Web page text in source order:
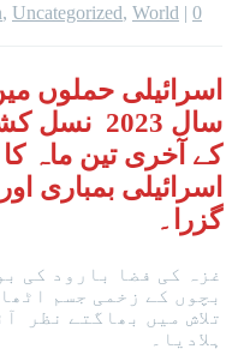
, Uncategorized, World | 0
اسرائیلی حملوں
سال
کے آخری تین ماہ
اسرائيلی بمباری
گزرا۔
غزہ کی فضا بارود کی
بچوں کے زخمی جسم
تلاش میں بھاگتے نظر
ہلادیا۔